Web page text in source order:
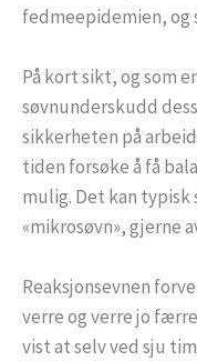
fedmeepidemien,
På kort sikt, og som
søvnunderskudd
sikkerheten på
tiden forsøke å få
mulig. Det kan typisk
«mikrosøvn», gjerne
Reaksjonsevnen
verre og verre jo
vist at selv ved sju